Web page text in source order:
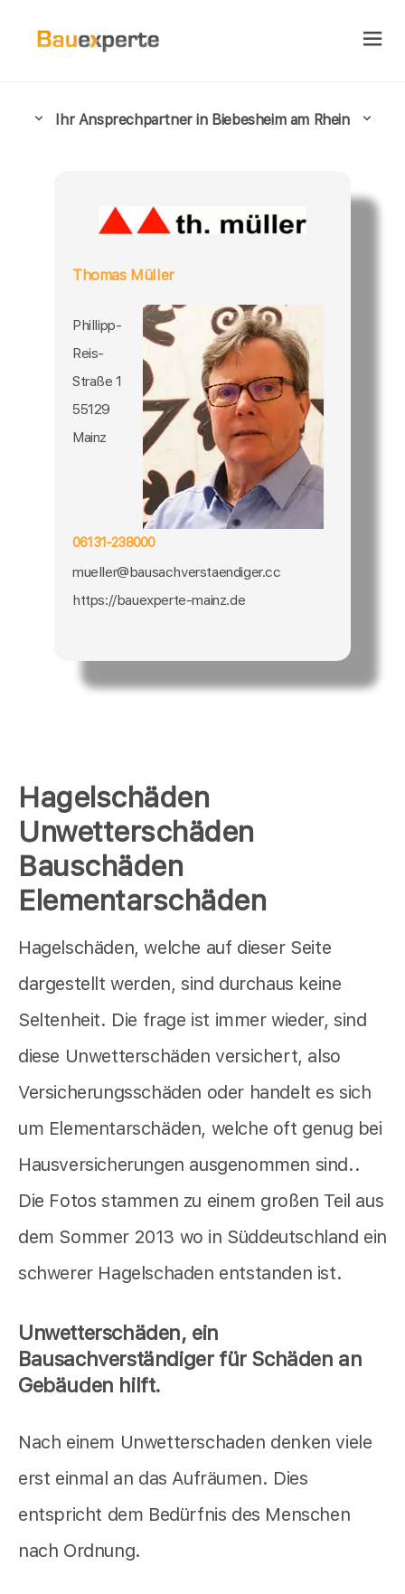
Hagelschäden
Unwetterschäden
Bauschäden
Elementarschäden
Hagelschäden, welche auf dieser Seite
dargestellt werden, sind durchaus keine
Seltenheit. Die frage ist immer wieder, sind
diese Unwetterschäden versichert, also
Versicherungsschäden oder handelt es sich
um Elementarschäden, welche oft genug bei
Hausversicherungen ausgenommen sind..
Die Fotos stammen zu einem großen Teil aus
dem Sommer 2013 wo in Süddeutschland ein
schwerer Hagelschaden entstanden ist.
Unwetterschäden, ein
Bausachverständiger für Schäden an
Gebäuden hilft.
Nach einem Unwetterschaden denken viele
erst einmal an das Aufräumen. Dies
entspricht dem Bedürfnis des Menschen
nach Ordnung.
Ihr Ansprechpartner in Biebesheim am Rhein
Thomas Müller
Phillipp-
Reis-
Straße 1
55129
Mainz
06131-238000
mueller@bausachverstaendiger.cc
https://bauexperte-mainz.de